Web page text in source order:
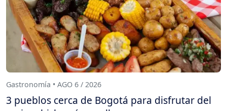
Gastronomía • AGO 6 / 2026
3 pueblos cerca de Bogotá para disfrutar del